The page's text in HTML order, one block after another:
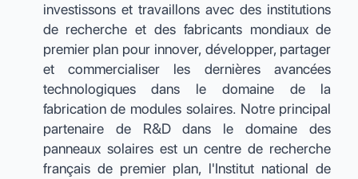
investissons et travaillons avec des institutions
de recherche et des fabricants mondiaux de
premier plan pour innover, développer, partager
et commercialiser les dernières avancées
technologiques dans le domaine de la
fabrication de modules solaires. Notre principal
partenaire de R&D dans le domaine des
panneaux solaires est un centre de recherche
français de premier plan, l'Institut national de